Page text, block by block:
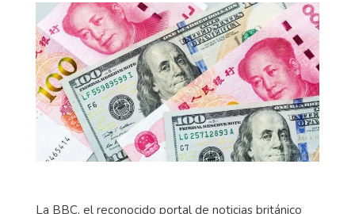
La BBC, el reconocido portal de noticias británico